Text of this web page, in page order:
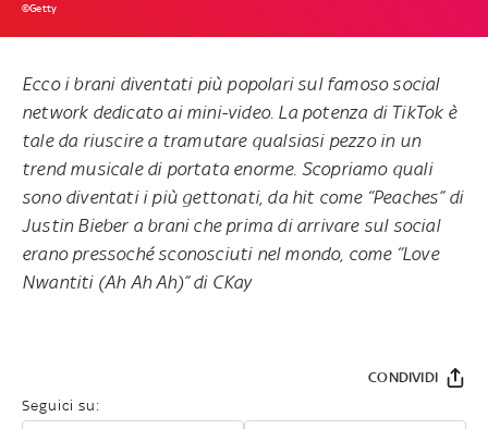
©Getty
Ecco i brani diventati più popolari sul famoso social
network dedicato ai mini-video. La potenza di TikTok è
tale da riuscire a tramutare qualsiasi pezzo in un
trend musicale di portata enorme. Scopriamo quali
sono diventati i più gettonati, da hit come “Peaches” di
Justin Bieber a brani che prima di arrivare sul social
erano pressoché sconosciuti nel mondo, come “Love
Nwantiti (Ah Ah Ah)” di CKay
Seguici su:
CONDIVIDI